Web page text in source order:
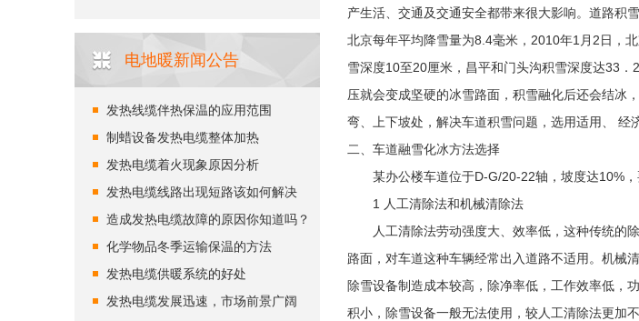
电地暖新闻公告
发热线缆伴热保温的应用范围
制蜡设备发热电缆整体加热
发热电缆着火现象原因分析
发热电缆线路出现短路该如何解决
造成发热电缆故障的原因你知道吗？
化学物品冬季运输保温的方法
发热电缆供暖系统的好处
发热电缆发展迅速，市场前景广阔
产生活、交通及交通安全都带来很大影响。道路积
北京每年平均降雪量为8.4毫米，2010年1月2日，
雪深度10至20厘米，昌平和门头沟积雪深度达33
压就会变成坚硬的冰雪路面，积雪融化后还会结冰
弯、上下坡处，解决车道积雪问题，选用适用、 经
二、车道融雪化冰方法选择
某办公楼车道位于D-G/20-22轴，坡度达10%，
1 人工清除法和机械清除法
人工清除法劳动强度大、效率低，这种传统的除
路面，对车道这种车辆经常出入道路不适用。机械
除雪设备制造成本较高，除净率低，工作效率低，
积小，除雪设备一般无法使用，较人工清除法更加不